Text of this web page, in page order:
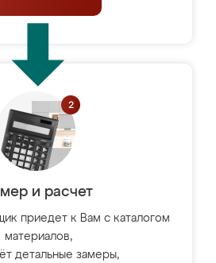
и расчет
приедет к Вам с каталогом
материалов,
детальные замеры,